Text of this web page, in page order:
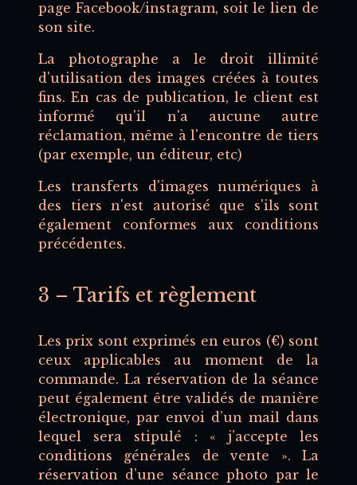
page Facebook/instagram, soit le lien de
son site.
La photographe a le droit illimité
d'utilisation des images créées à toutes
fins. En cas de publication, le client est
informé qu'il n'a aucune autre
réclamation, même à l'encontre de tiers
(par exemple, un éditeur, etc)
Les transferts d'images numériques à
des tiers n'est autorisé que s'ils sont
également conformes aux conditions
précédentes.
3 – Tarifs et règlement
Les prix sont exprimés en euros (€) sont
ceux applicables au moment de la
commande. La réservation de la séance
peut également être validés de manière
électronique, par envoi d’un mail dans
lequel sera stipulé : « j’accepte les
conditions générales de vente ». La
réservation d’une séance photo par le